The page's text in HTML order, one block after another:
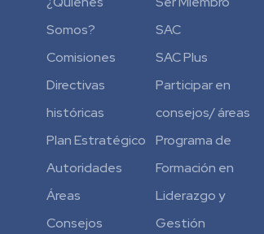
Somos?
Comisiones
Directivas
históricas
Plan Estratégico
Autoridades
Áreas
Consejos
SAC
SAC Plus
Participar en
consejos/ áreas
Programa de
Formación en
Liderazgo y
Gestión